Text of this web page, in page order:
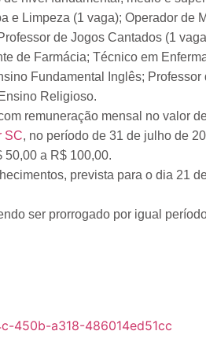
e Limpeza (1 vaga); Operador de
de Jogos Cantados (1
de Farmácia; Técnico em
Fundamental Inglês;
Religioso.
remuneração mensal no valor
SC, no período de 31 de julho de
50,00 a R$ 100,00.
prevista para o dia 21
ser prorrogado por igual